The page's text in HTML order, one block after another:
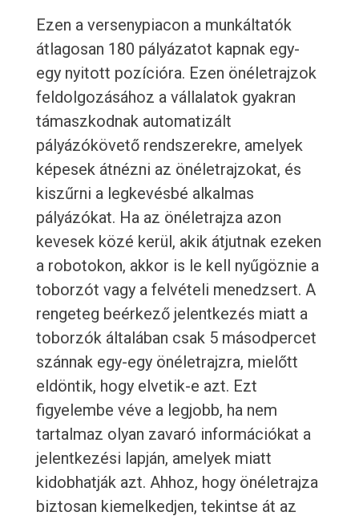
Ezen a versenypiacon a munkáltatók
átlagosan 180 pályázatot kapnak egy-
egy nyitott pozícióra. Ezen önéletrajzok
feldolgozásához a vállalatok gyakran
támaszkodnak automatizált
pályázókövető rendszerekre, amelyek
képesek átnézni az önéletrajzokat, és
kiszűrni a legkevésbé alkalmas
pályázókat. Ha az önéletrajza azon
kevesek közé kerül, akik átjutnak ezeken
a robotokon, akkor is le kell nyűgöznie a
toborzót vagy a felvételi menedzsert. A
rengeteg beérkező jelentkezés miatt a
toborzók általában csak 5 másodpercet
szánnak egy-egy önéletrajzra, mielőtt
eldöntik, hogy elvetik-e azt. Ezt
figyelembe véve a legjobb, ha nem
tartalmaz olyan zavaró információkat a
jelentkezési lapján, amelyek miatt
kidobhatják azt. Ahhoz, hogy önéletrajza
biztosan kiemelkedjen, tekintse át az